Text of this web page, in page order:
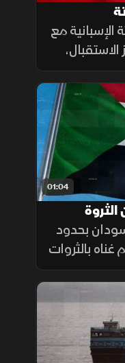
مع
التهريب
إلى الساحة
01:04
بحدود
غناه بالثروات
كارثة
حرب منذ 2003، أحيلت للجنائية